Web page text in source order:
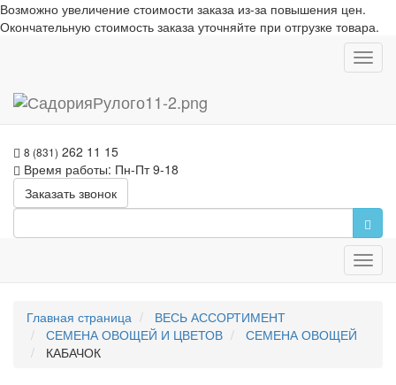
Возможно увеличение стоимости заказа из-за повышения цен.
Окончательную стоимость заказа уточняйте при отгрузке товара.
8 (831) 262 11 15
Время работы: Пн-Пт 9-18
Заказать звонок
Главная страница
ВЕСЬ АССОРТИМЕНТ
СЕМЕНА ОВОЩЕЙ И ЦВЕТОВ
СЕМЕНА ОВОЩЕЙ
КАБАЧОК